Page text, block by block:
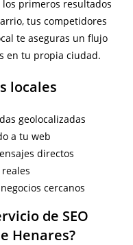
primeros resultados
tus competidores
te aseguras un flujo
en tu propia ciudad.
locales
geolocalizadas
a tu web
directos
cercanos
de SEO
Henares?